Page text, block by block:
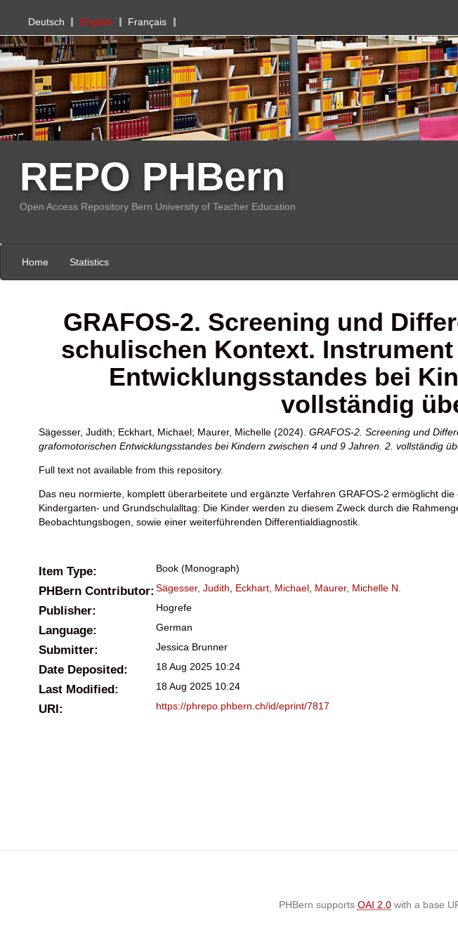
PHBern
Deutsch English Français
REPO PHBern
Open Access Repository Bern University of Teacher Education
Home Statistics
GRAFOS-2. Screening und
schulischen Kontext.
Entwicklungsstandes bei
vollständig
Sägesser, Judith; Eckhart, Michael; Maurer, Michelle (2024). GRAFOS-2. Screening und
grafomotorischen Entwicklungsstandes bei Kindern zwischen 4 und 9 Jahren. 2. vollständig
Full text not available from this repository.
Das neu normierte, komplett überarbeitete und ergänzte Verfahren GRAFOS-2 ermöglicht
Kindergarten- und Grundschulalltag: Die Kinder werden zu diesem Zweck durch die
Beobachtungsbogen, sowie einer weiterführenden Differentialdiagnostik.
Item Type: Book (Monograph)
PHBern Contributor: Sägesser, Judith, Eckhart, Michael, Maurer, Michelle N.
Publisher: Hogrefe
Language: German
Submitter: Jessica Brunner
Date Deposited: 18 Aug 2025 10:24
Last Modified: 18 Aug 2025 10:24
URI: https://phrepo.phbern.ch/id/eprint/7817
PHBern supports OAI 2.0with a base